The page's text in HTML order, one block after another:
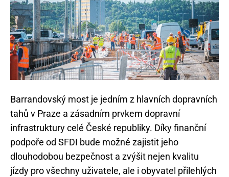
Barrandovský most je jedním z hlavních dopravních
tahů v Praze a zásadním prvkem dopravní
infrastruktury celé České republiky. Díky finanční
podpoře od SFDI bude možné zajistit jeho
dlouhodobou bezpečnost a zvýšit nejen kvalitu
jízdy pro všechny uživatele, ale i obyvatel přilehlých